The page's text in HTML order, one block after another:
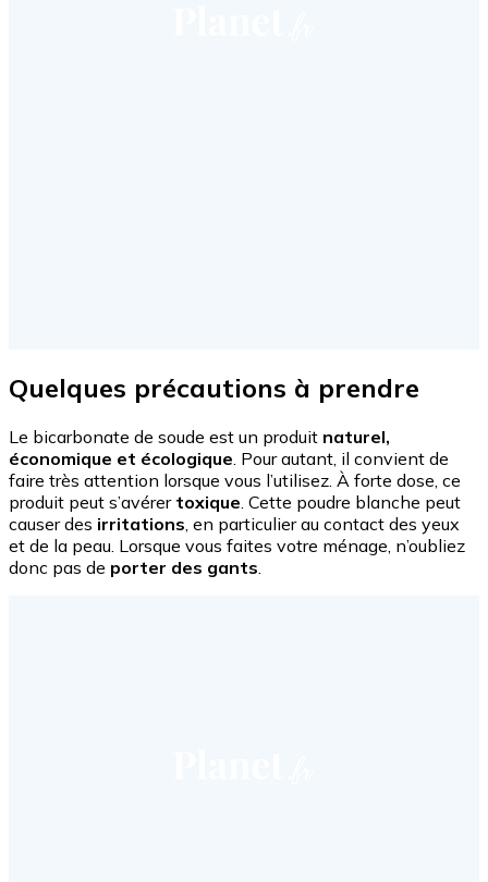
Quelques précautions à prendre
Le bicarbonate de soude est un produit naturel,
économique et écologique . Pour autant, il convient de
faire très attention lorsque vous l’utilisez. À forte dose, ce
produit peut s’avérer toxique . Cette poudre blanche peut
causer des irritations , en particulier au contact des yeux
et de la peau. Lorsque vous faites votre ménage, n’oubliez
donc pas de porter des gants